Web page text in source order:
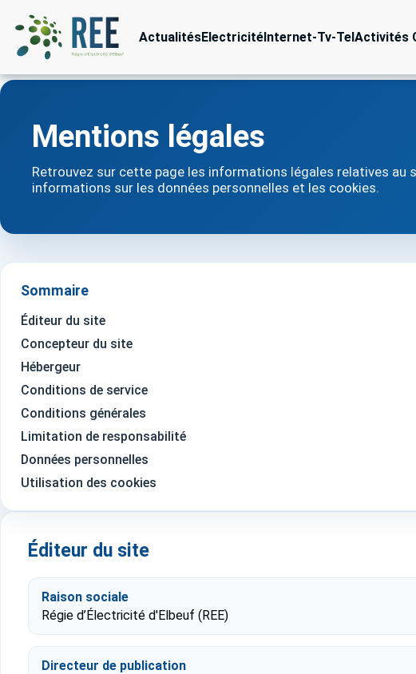
ActualitésElectricitéInternet-Tv-TelActivités
Mentions légales
Retrouvez sur cette page les informations légales relatives au
informations sur les données personnelles et les cookies.
Sommaire
Éditeur du site
Concepteur du site
Hébergeur
Conditions de service
Conditions générales
Limitation de responsabilité
Données personnelles
Utilisation des cookies
Éditeur du site
Raison sociale
Régie d’Électricité d'Elbeuf (REE)
Directeur de publication